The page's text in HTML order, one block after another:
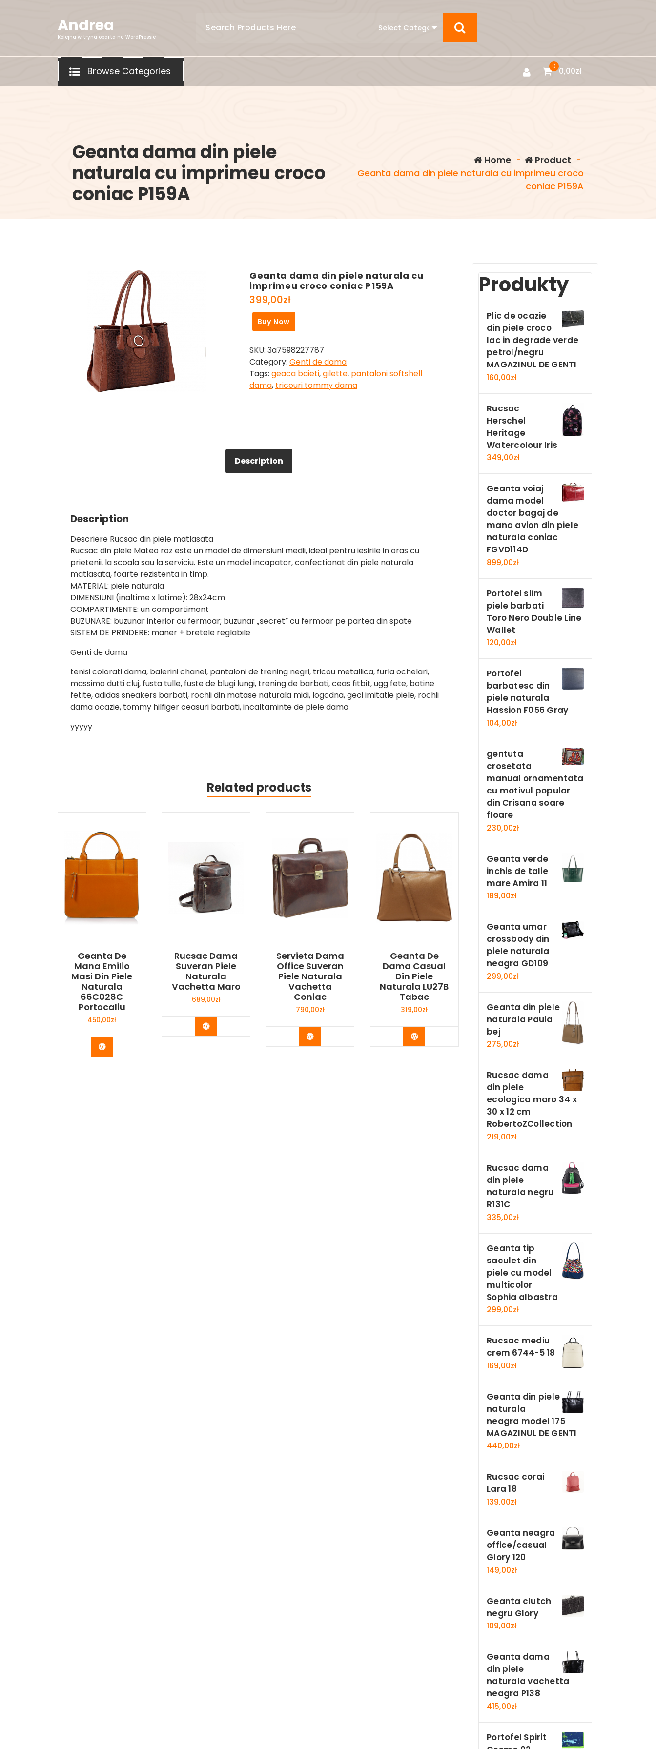
Andrea
Kolejna witryna oparta na WordPressie
Browse Categories 0 0,00zł
Geanta dama din piele
naturala cu imprimeu croco
coniac P159A
Home - Product -
Geanta dama din piele naturala cu imprimeu croco
coniac P159A
Geanta dama din piele naturala cu
imprimeu croco coniac P159A
399,00zł
Buy Now
SKU: 3a7598227787
Category: Genti de dama
Tags: geaca baieti,gilette, pantaloni softshell
dama, tricouri tommy dama
Description
Description
Descriere Rucsac din piele matlasata
Rucsac din piele Mateo roz este un model de dimensiuni medii, ideal pentru iesirile in oras cu
prietenii, la scoala sau la serviciu. Este un model incapator, confectionat din piele naturala
matlasata, foarte rezistenta in timp.
MATERIAL: piele naturala
DIMENSIUNI (inaltime x latime): 28x24cm
COMPARTIMENTE: un compartiment
BUZUNARE: buzunar interior cu fermoar; buzunar „secret” cu fermoar pe partea din spate
SISTEM DE PRINDERE: maner + bretele reglabile
Genti de dama
tenisi colorati dama, balerini chanel, pantaloni de trening negri, tricou metallica, furla ochelari,
massimo dutti cluj, fusta tulle, fuste de blugi lungi, trening de barbati, ceas fitbit, ugg fete, botine
fetite, adidas sneakers barbati, rochii din matase naturala midi, logodna, geci imitatie piele, rochii
dama ocazie, tommy hilfiger ceasuri barbati, incaltaminte de piele dama
yyyyy
Related products
Geanta De
Mana Emilio
Masi Din Piele
Naturala
66C028C
Portocaliu
450,00zł
Buy Now
Rucsac Dama
Suveran Piele
Naturala
Vachetta Maro
689,00zł
Buy Now
Servieta Dama
Office Suveran
Piele Naturala
Vachetta
Coniac
790,00zł
Buy Now
Geanta De
Dama Casual
Din Piele
Naturala LU27B
Tabac
319,00zł
Buy Now
Produkty
Plic de ocazie
din piele croco
lac in degrade verde
petrol/negru
MAGAZINUL DE GENTI
160,00zł
Rucsac
Herschel
Heritage
Watercolour Iris
349,00zł
Geanta voiaj
dama model
doctor bagaj de
mana avion din piele
naturala coniac
FGVD114D
899,00zł
Portofel slim
piele barbati
Toro Nero Double Line
Wallet
120,00zł
Portofel
barbatesc din
piele naturala
Hassion F056 Gray
104,00zł
gentuta
crosetata
manual ornamentata
cu motivul popular
din Crisana soare
floare
230,00zł
Geanta verde
inchis de talie
mare Amira 11
189,00zł
Geanta umar
crossbody din
piele naturala
neagra GD109
299,00zł
Geanta din piele
naturala Paula
bej
275,00zł
Rucsac dama
din piele
ecologica maro 34 x
30 x 12 cm
RobertoZCollection
219,00zł
Rucsac dama
din piele
naturala negru
R131C
335,00zł
Geanta tip
saculet din
piele cu model
multicolor
Sophia albastra
299,00zł
Rucsac mediu
crem 6744-5 18
169,00zł
Geanta din piele
naturala
neagra model 175
MAGAZINUL DE GENTI
440,00zł
Rucsac corai
Lara 18
139,00zł
Geanta neagra
office/casual
Glory 120
149,00zł
Geanta clutch
negru Glory
109,00zł
Geanta dama
din piele
naturala vachetta
neagra P138
415,00zł
Portofel Spirit